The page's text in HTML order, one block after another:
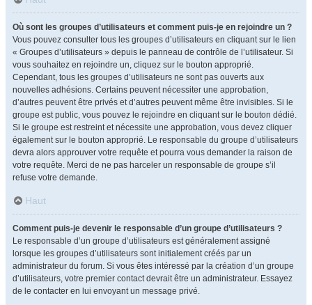
Où sont les groupes d’utilisateurs et comment puis-je en rejoindre un ?
Vous pouvez consulter tous les groupes d’utilisateurs en cliquant sur le lien
« Groupes d’utilisateurs » depuis le panneau de contrôle de l’utilisateur. Si
vous souhaitez en rejoindre un, cliquez sur le bouton approprié.
Cependant, tous les groupes d’utilisateurs ne sont pas ouverts aux
nouvelles adhésions. Certains peuvent nécessiter une approbation,
d’autres peuvent être privés et d’autres peuvent même être invisibles. Si le
groupe est public, vous pouvez le rejoindre en cliquant sur le bouton dédié.
Si le groupe est restreint et nécessite une approbation, vous devez cliquer
également sur le bouton approprié. Le responsable du groupe d’utilisateurs
devra alors approuver votre requête et pourra vous demander la raison de
votre requête. Merci de ne pas harceler un responsable de groupe s’il
refuse votre demande.
Haut
Comment puis-je devenir le responsable d’un groupe d’utilisateurs ?
Le responsable d’un groupe d’utilisateurs est généralement assigné
lorsque les groupes d’utilisateurs sont initialement créés par un
administrateur du forum. Si vous êtes intéressé par la création d’un groupe
d’utilisateurs, votre premier contact devrait être un administrateur. Essayez
de le contacter en lui envoyant un message privé.